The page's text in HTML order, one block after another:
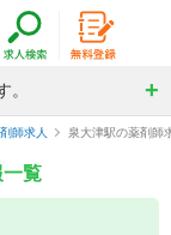
師求人 泉大津駅の薬剤師
覧